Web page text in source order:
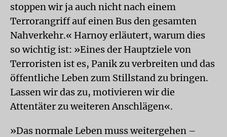
stoppen wir ja auch nicht nach einem
Terrorangriff auf einen Bus den gesamten
Nahverkehr.« Harnoy erläutert, warum dies
so wichtig ist: »Eines der Hauptziele von
Terroristen ist es, Panik zu verbreiten und das
öffentliche Leben zum Stillstand zu bringen.
Lassen wir das zu, motivieren wir die
Attentäter zu weiteren Anschlägen«.
»Das normale Leben muss weitergehen –